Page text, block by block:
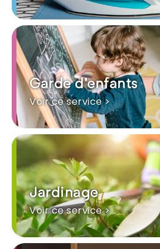
Garde d'enfants
Voir ce service >
Jardinage
Voir ce service >